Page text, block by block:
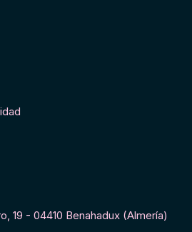
19 - 04410 Benahadux (Almería)